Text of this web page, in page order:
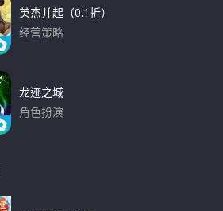
英杰并起（0.1折）
经营策略
龙迹之城
角色扮演